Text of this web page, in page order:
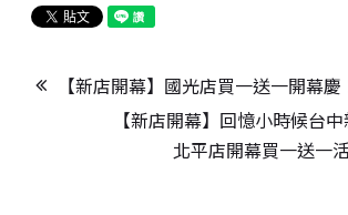
【新店開幕】國光店買一送一開幕慶
【新店開幕】回憶小時候台中
北平店開幕買一送一